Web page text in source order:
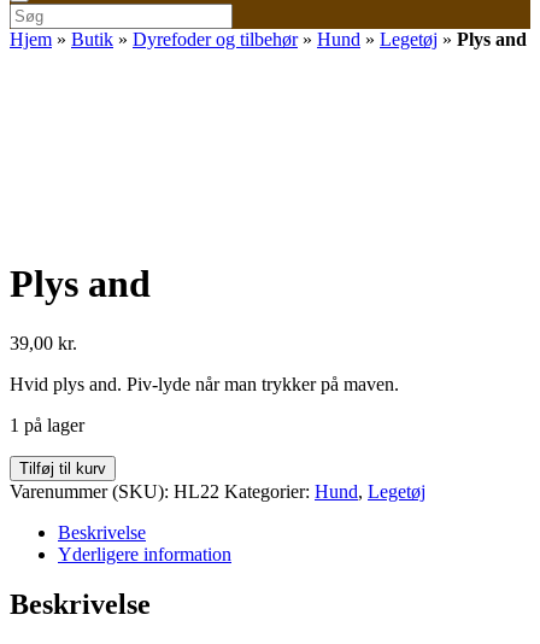
Søg
efter:
Hjem » Butik » Dyrefoder og tilbehør» Hund » Legetøj » Plys and
Plys and
39,00 kr.
Hvid plys and. Piv-lyde når man trykker på maven.
1 på lager
Plys
and
Tilføj til kurv
Varenummer (SKU): HL22 Kategorier: Hund, Legetøj
Beskrivelse
Yderligere information
Beskrivelse